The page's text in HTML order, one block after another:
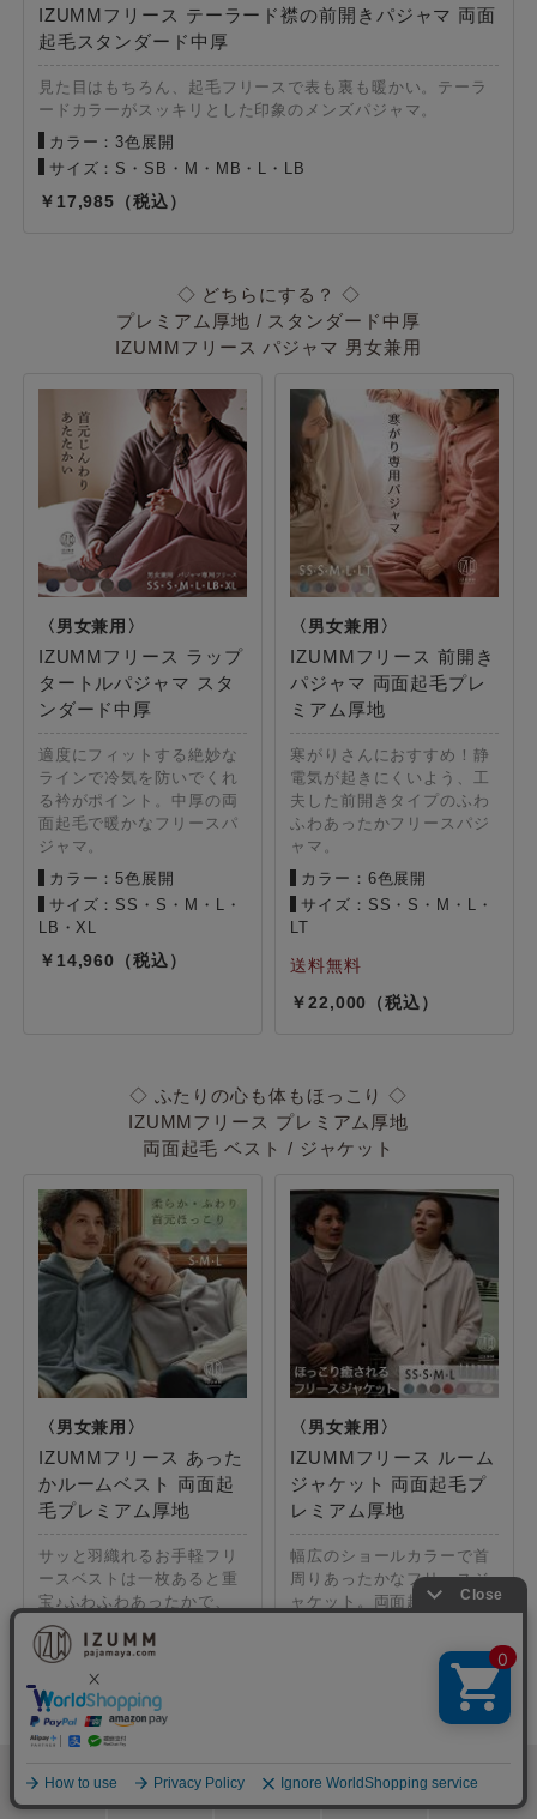
ホーム カート おねむりフェア
IZUMMフリース テーラード襟の前開きパジャマ 両面
起毛スタンダード中厚
見た目はもちろん、起毛フリースで表も裏も暖かい。テーラ
ードカラーがスッキリとした印象のメンズパジャマ。
カラー：3色展開
サイズ：S・SB・M・MB・L・LB
17,985
◇ どちらにする？ ◇
プレミアム厚地 / スタンダード中厚
IZUMMフリース パジャマ 男女兼用
IZUMMフリース ラップ
タートルパジャマ スタ
ンダード中厚
適度にフィットする絶妙な
ラインで冷気を防いでくれ
る衿がポイント。中厚の両
面起毛で暖かなフリースパ
ジャマ。
カラー：5色展開
サイズ：SS・S・M・L・
LB・XL
14,960
IZUMMフリース 前開き
パジャマ 両面起毛プレ
ミアム厚地
寒がりさんにおすすめ！静
電気が起きにくいよう、工
夫した前開きタイプのふわ
ふわあったかフリースパジ
ャマ。
カラー：6色展開
サイズ：SS・S・M・L・
LT
22,000
◇ ふたりの心も体もほっこり ◇
IZUMMフリース プレミアム厚地
両面起毛 ベスト / ジャケット
IZUMMフリース あった
かルームベスト 両面起
毛プレミアム厚地
サッと羽織れるお手軽フリ
ースベストは一枚あると重
宝♪ふわふわあったかで、
ゆったりと動きやすいのも
嬉しい。
カラー：3色展開
サイズ：S・M・L
11,990
IZUMMフリース ルーム
ジャケット 両面起毛プ
レミアム厚地
幅広のショールカラーで首
周りあったかなフリースジ
ャケット。両面起毛で暖か
サイズ：SS・S・M・L